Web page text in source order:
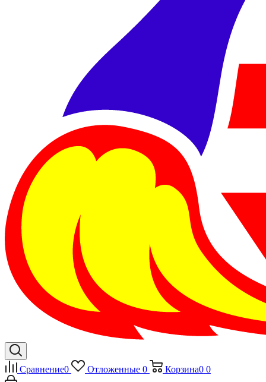
Сравнение0 Отложенные 0 Корзина0 0